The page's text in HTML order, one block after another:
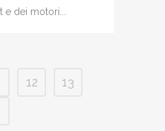
e dei motori...
12
13